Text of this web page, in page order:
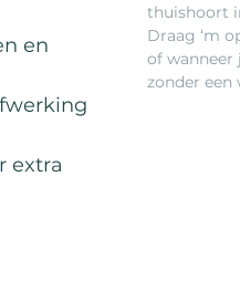
en
extra
thuishoort
Draag ‘m
of wanneer
zonder een